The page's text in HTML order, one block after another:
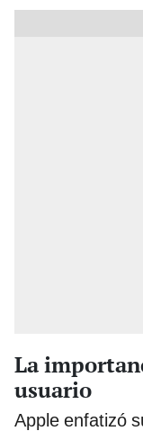
La
usuario
Apple enfatizó